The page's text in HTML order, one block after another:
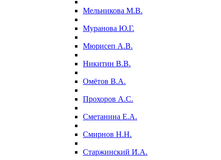
Мельникова М.В.
Муранова Ю.Г.
Мюрисеп А.В.
Никитин В.В.
Омётов В.А.
Прохоров А.С.
Сметанина Е.А.
Смирнов Н.Н.
Старжинский И.А.